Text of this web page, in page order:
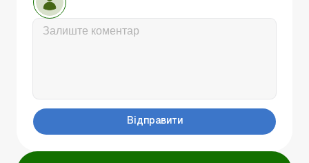
Відправити